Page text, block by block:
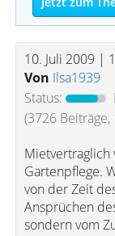
10. Juli 2009 |
Von Ilsa1939
Status:
(3726
Mietvertraglich
Gartenpflege.
von der Zeit
Ansprüchen
sondern vom